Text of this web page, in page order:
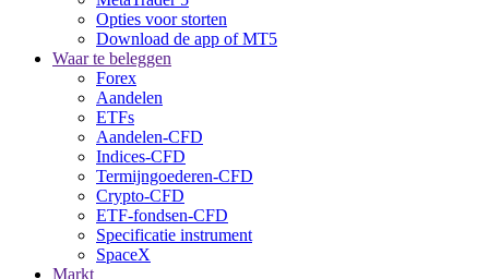
Opties voor storten
Download de app of MT5
Waar te beleggen
Forex
Aandelen
ETFs
Aandelen-CFD
Indices-CFD
Termijngoederen-CFD
Crypto-CFD
ETF-fondsen-CFD
Specificatie instrument
SpaceX
Markt